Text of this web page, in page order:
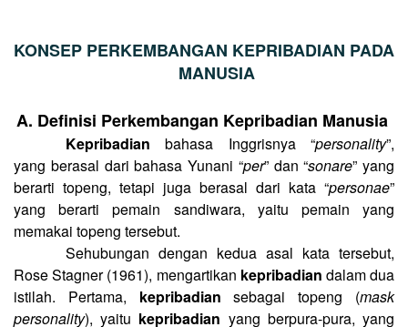
KONSEP PERKEMBANGAN KEPRIBADIAN PADA
MANUSIA
A. Definisi Perkembangan Kepribadian Manusia
Kepribadian bahasa Inggrisnya “personality”,
yang berasal dari bahasa Yunani “per” dan “sonare” yang
berarti topeng, tetapi juga berasal dari kata “personae”
yang berarti pemain sandiwara, yaitu pemain yang
memakai topeng tersebut.
Sehubungan dengan kedua asal kata tersebut,
Rose Stagner (1961), mengartikan kepribadian dalam dua
istilah. Pertama, kepribadian sebagai topeng (mask
personality), yaitu kepribadian yang berpura-pura, yang